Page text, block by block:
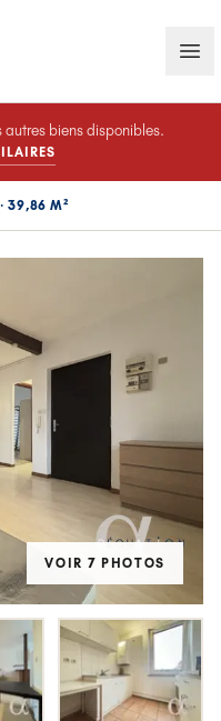
autres biens disponibles.
39,86 M²
VOIR 7 PHOTOS